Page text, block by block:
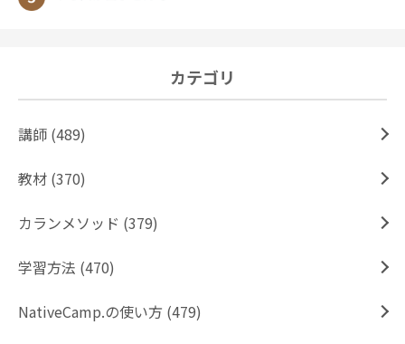
カテゴリ
講師 (489)
教材 (370)
カランメソッド (379)
学習方法 (470)
NativeCamp.の使い方 (479)